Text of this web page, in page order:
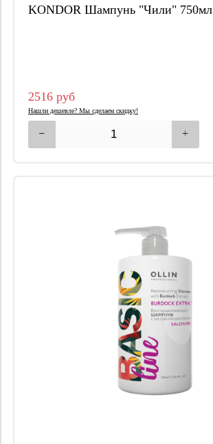
KONDOR Шампунь "Чили" 750мл
2516 руб
Нашли дешевле? Мы сделаем скидку!